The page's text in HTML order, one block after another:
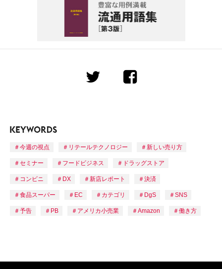
今週の視点 リテールテクノロジー 新しい売り方
セミナー フードビジネス ドラッグストア
コンビニ DX 新店レポート 決済
食品スーパー EC カテゴリ DgS SNS
予告 PB アメリカ小売業 Amazon 働き方